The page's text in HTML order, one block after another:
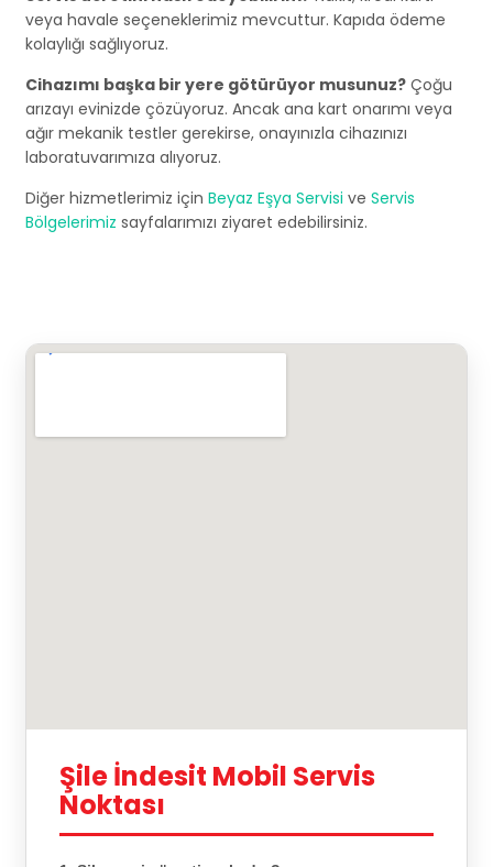
veya havale seçeneklerimiz mevcuttur. Kapıda ödeme
kolaylığı sağlıyoruz.
Cihazımı başka bir yere götürüyor musunuz? Çoğu
arızayı evinizde çözüyoruz. Ancak ana kart onarımı veya
ağır mekanik testler gerekirse, onayınızla cihazınızı
laboratuvarımıza alıyoruz.
Diğer hizmetlerimiz için Beyaz Eşya Servisi ve Servis
Bölgelerimiz sayfalarımızı ziyaret edebilirsiniz.
Şile İndesit Mobil Servis
Noktası